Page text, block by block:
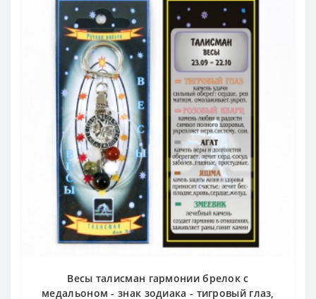
Весы талисман гармонии брелок с
медальоном - знак зодиака - тигровый глаз,